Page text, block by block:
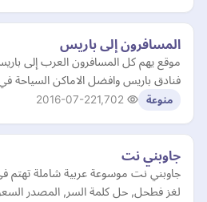
المسافرون إلى باريس
موقع يهم كل المسافرون العرب إلى
فنادق باريس وافضل الاماكن السياحة
منوعة 2016-07-22
جاوبني نت
جاوبني نت موسوعة عربية شاملة تهتم
لغز فطحل, حل كلمة السر, المصدر